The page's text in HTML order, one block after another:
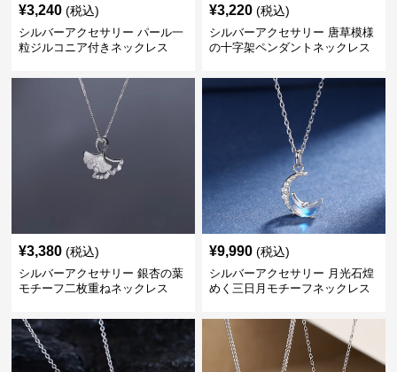
¥3,240 (税込)
シルバーアクセサリー パール一
粒ジルコニア付きネックレス
¥3,220 (税込)
シルバーアクセサリー 唐草模様
の十字架ペンダントネックレス
¥3,380 (税込)
シルバーアクセサリー 銀杏の葉
モチーフ二枚重ねネックレス
¥9,990 (税込)
シルバーアクセサリー 月光石煌
めく三日月モチーフネックレス